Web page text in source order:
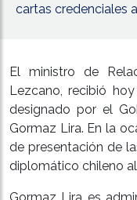
cartas credenciales
El ministro de
Lezcano, recibió
designado por el
Gormaz Lira. En la
de presentación de
diplomático chileno